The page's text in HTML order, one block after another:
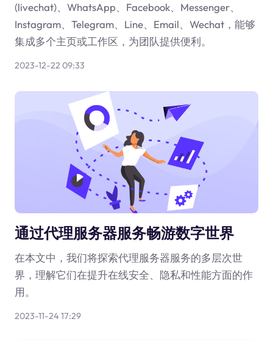
(livechat)、WhatsApp、Facebook、Messenger、
Instagram、Telegram、Line、Email、Wechat，能够
集成多个主页或工作区，为团队提供便利。
2023-12-22 09:33
通过代理服务器服务畅游数字世界
在本文中，我们将探索代理服务器服务的多层次世
界，理解它们在提升在线安全、隐私和性能方面的作
用。
2023-11-24 17:29